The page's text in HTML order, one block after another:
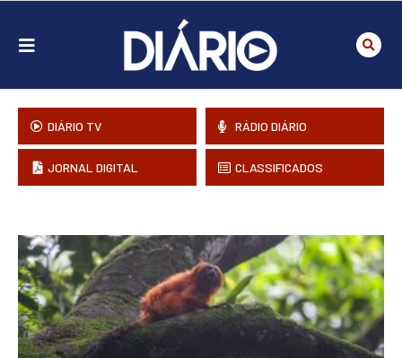
DIÁRIO TV RÁDIO DIÁRIO
JORNAL DIGITAL CLASSIFICADOS